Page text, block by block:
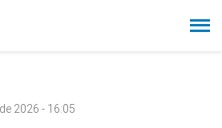
2026 - 16:05